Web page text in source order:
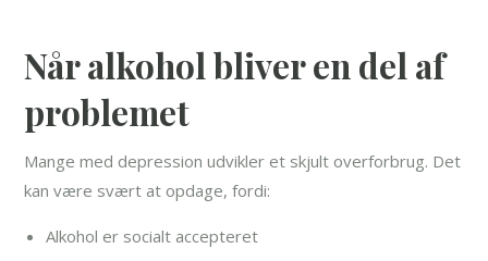
Når alkohol bliver en del af
problemet
Mange med depression udvikler et skjult overforbrug. Det
kan være svært at opdage, fordi:
Alkohol er socialt accepteret